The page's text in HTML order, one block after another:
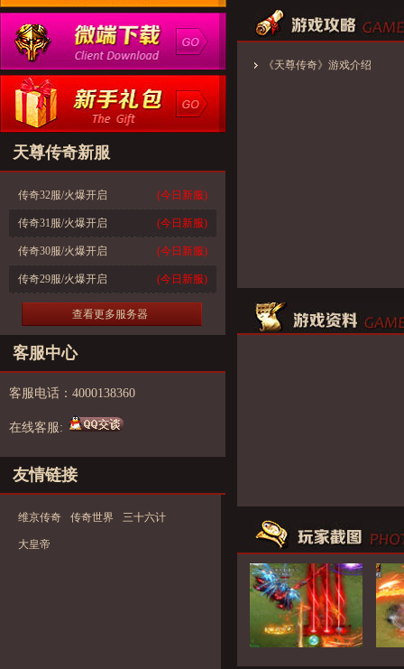
天尊传奇新服
传奇32服/火爆开启 (今日新服)
传奇31服/火爆开启 (今日新服)
传奇30服/火爆开启 (今日新服)
传奇29服/火爆开启 (今日新服)
查看更多服务器
客服中心
客服电话：4000138360
在线客服:
友情链接
维京传奇 传奇世界 三十六计
大皇帝
《天尊传奇》游戏介绍